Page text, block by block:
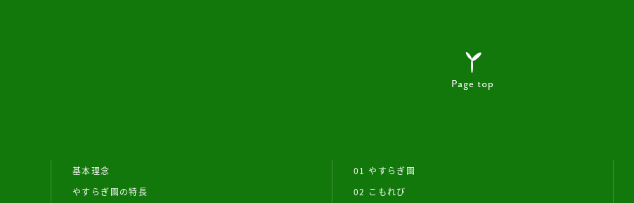
基本理念
やすらぎ園の特長
01 やすらぎ園
02 こもれび